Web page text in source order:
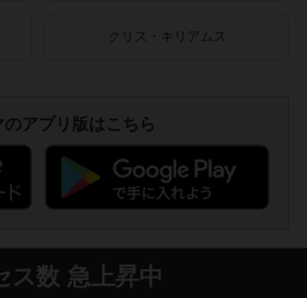
クリス・キリアムス
のアプリ版はこちら
ス数 急上昇中